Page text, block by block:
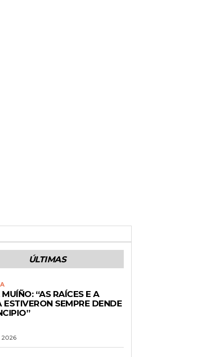
ÚLTIMAS
“AS RAÍCES E A
ESTIVERON SEMPRE DENDE
2026